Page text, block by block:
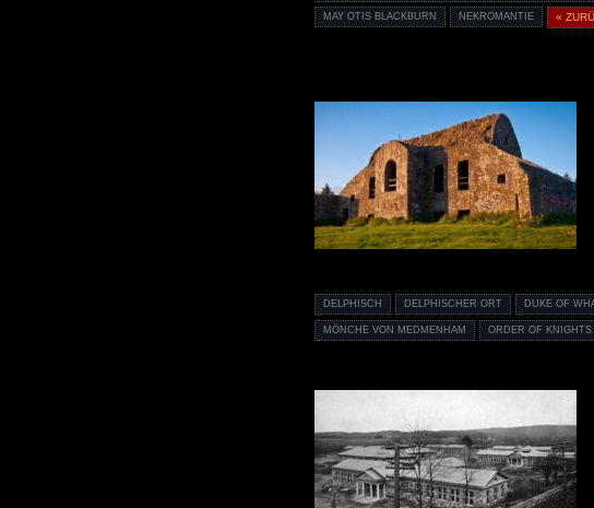
MAY OTIS BLACKBURN NEKROMANTIE «
DELPHISCH DELPHISCHER ORT DUKE OF
MÖNCHE VON MEDMENHAM ORDER OF